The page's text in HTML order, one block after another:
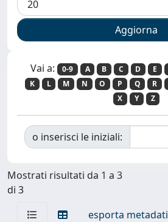
Vai a: 0-9 A B C D E
K
L M N O P Q R
X
Y Z
o inserisci le iniziali:
Mostrati risultati da 1 a 3
di 3
esporta metadati